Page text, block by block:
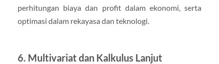
perhitungan biaya dan profit dalam ekonomi, serta
optimasi dalam rekayasa dan teknologi.
6. Multivariat dan Kalkulus Lanjut